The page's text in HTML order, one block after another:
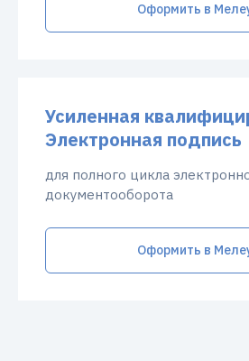
Оформить в
Усиленная
Электронная подпись
для полного цикла
документооборота
Оформить в